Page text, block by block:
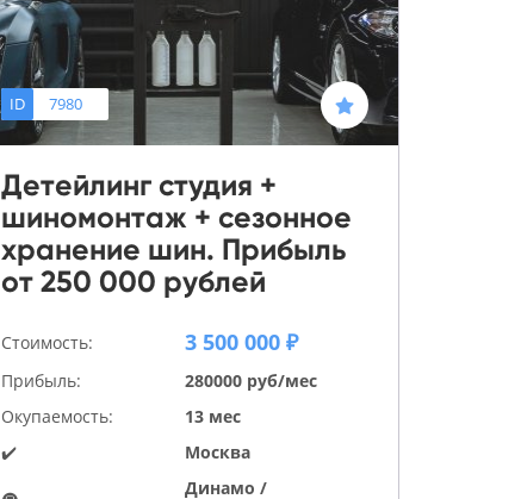
ID 7980
Детейлинг студия +
шиномонтаж + сезонное
хранение шин. Прибыль
от 250 000 рублей
Стоимость: 3 500 000 ₽
Прибыль:
280000 руб/мес
Окупаемость:
13 мес
✔️
Москва
Динамо /